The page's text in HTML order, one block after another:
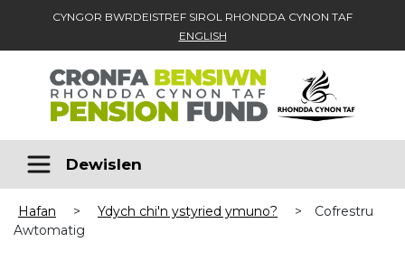
CYNGOR BWRDEISTREF SIROL RHONDDA CYNON TAF
ENGLISH
Skip to main content
Dewislen
Hafan > Ydych chi'n ystyried ymuno? >
Cofrestru
Awtomatig